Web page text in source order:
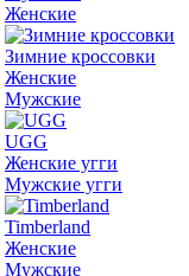
Женские
Зимние кроссовки
Женские
Мужские
UGG
Женские угги
Мужские угги
Timberland
Женские
Мужские